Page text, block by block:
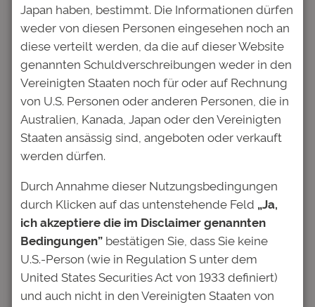
Juni 26, 2017—
Deutsche Bildung
inNews
Ad hoc Meldung. Die Deutsche Bildung
Studienfonds II GmbH & Co. KG hat erneut ein
Angebot einer neuen Anleihe in Höhe von bis
zu EUR 10.000.000,00 gestartet.
Anleihen 2013/23 und 2016/26 mit Volumina
in Höhe von jeweils EUR 10.000.000,00
startet die „Deutsche Bildung“ heute erneut
ein Angebot einer zusätzlichen Anleihe mit
einem Volumen in gleicher Höhe (bis zu EUR
10.000.000,00) mit einer Verzinsung in Höhe
von 4 % p.a. und einer Laufzeit bis zum
Japan haben, bestimmt. Die Informationen dürfen
weder von diesen Personen eingesehen noch an
diese verteilt werden, da die auf dieser Website
genannten Schuldverschreibungen weder in den
Vereinigten Staaten noch für oder auf Rechnung
von U.S. Personen oder anderen Personen, die in
Australien, Kanada, Japan oder den Vereinigten
Staaten ansässig sind, angeboten oder verkauft
werden dürfen.
Durch Annahme dieser Nutzungsbedingungen
durch Klicken auf das untenstehende Feld „Ja,
ich akzeptiere die im Disclaimer genannten
Bedingungen” bestätigen Sie, dass Sie keine
U.S.-Person (wie in Regulation S unter dem
United States Securities Act von 1933 definiert)
und auch nicht in den Vereinigten Staaten von